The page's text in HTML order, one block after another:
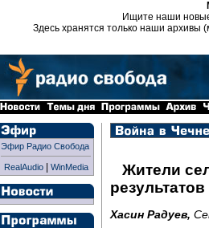
Ищите наши
Здесь хранятся только наши архивы
Эфир Радио Свобода
RealAudio| WinMedia
Жители
Хасин Радуев,